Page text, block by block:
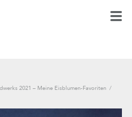
2021 – Meine Eisblumen-Favoriten /